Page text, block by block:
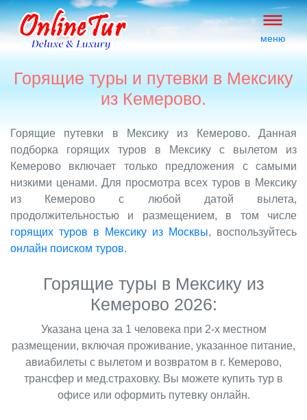
меню
Горящие туры и путевки в Мексику
из Кемерово.
Горящие путевки в Мексику из Кемерово. Данная
подборка горящих туров в Мексику с вылетом из
Кемерово включает только предложения с самыми
низкими ценами. Для просмотра всех туров в Мексику
из Кемерово с любой датой вылета,
продолжительностью и размещением, в том числе
горящих туров в Мексику из Москвы, воспользуйтесь
онлайн поиском туров.
Горящие туры в Мексику из
Кемерово 2026:
Указана цена за 1 человека при 2-х местном
размещении, включая проживание, указанное питание,
авиабилеты с вылетом и возвратом в г. Кемерово,
трансфер и мед.страховку. Вы можете купить тур в
офисе или оформить путевку онлайн.